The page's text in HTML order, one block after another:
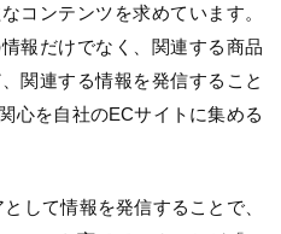
コンテンツを求めています。
報だけでなく、関連する商品
関連する情報を発信すること
心を自社のECサイトに集める
して情報を発信することで、